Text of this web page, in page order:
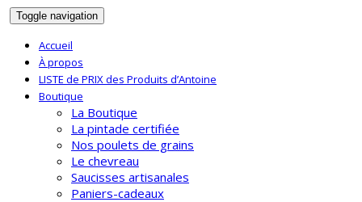
Toggle navigation
Accueil
À propos
LISTE de PRIX des Produits d’Antoine
Boutique
La Boutique
La pintade certifiée
Nos poulets de grains
Le chevreau
Saucisses artisanales
Paniers-cadeaux